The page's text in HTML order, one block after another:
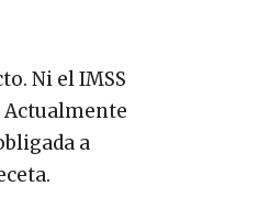
Ni el IMSS
a